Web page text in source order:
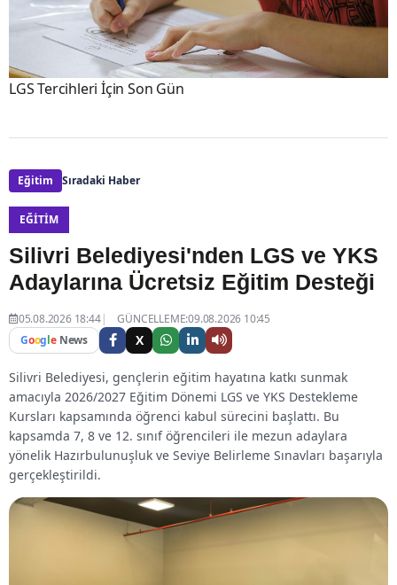
LGS Tercihleri İçin Son Gün
Eğitim Sıradaki Haber
EĞITIM
Silivri Belediyesi'nden LGS ve YKS
Adaylarına Ücretsiz Eğitim Desteği
05.08.2026 18:44
GÜNCELLEME:09.08.2026 10:45
Google News X
Silivri Belediyesi, gençlerin eğitim hayatına katkı sunmak
amacıyla 2026/2027 Eğitim Dönemi LGS ve YKS Destekleme
Kursları kapsamında öğrenci kabul sürecini başlattı. Bu
kapsamda 7, 8 ve 12. sınıf öğrencileri ile mezun adaylara
yönelik Hazırbulunuşluk ve Seviye Belirleme Sınavları başarıyla
gerçekleştirildi.